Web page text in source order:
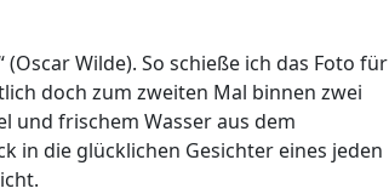
Wilde). So schieße ich das Foto für
doch zum zweiten Mal binnen zwei
und frischem Wasser aus dem
in die glücklichen Gesichter eines jeden